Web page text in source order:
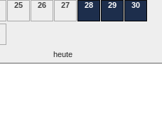
25 26 27 28 29 30
heute